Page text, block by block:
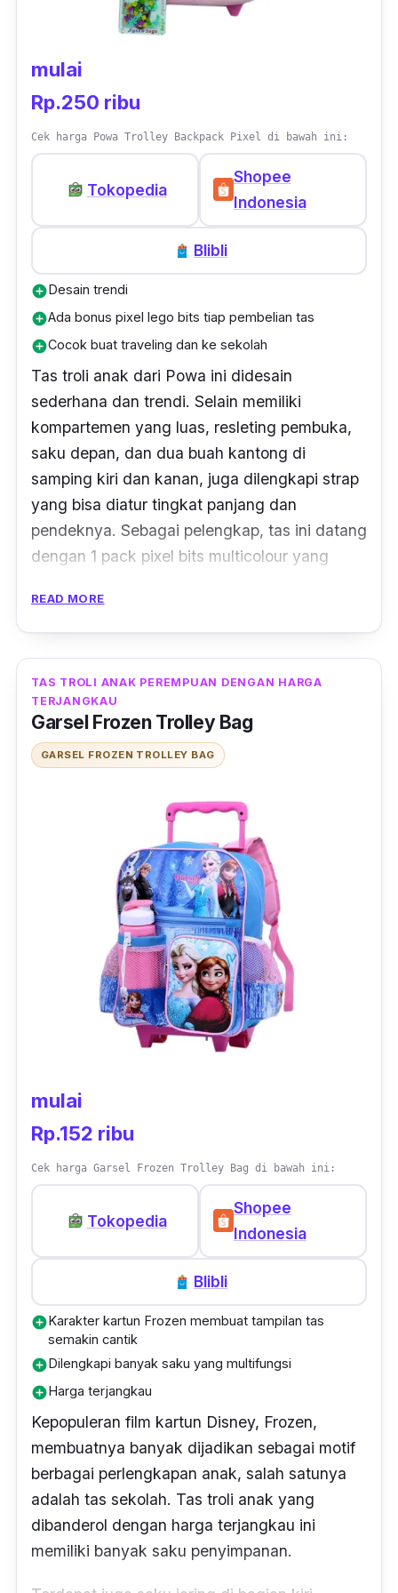
yang kuat akan mampu menahan berat beban
dari isi tas dengan baik. Tersedia pilihan
mulai
Rp.250 ribu
Cek harga Powa Trolley Backpack Pixel di bawah ini:
Tokopedia
Shopee
Indonesia
Blibli
add_circleDesain trendi
add_circleAda bonus pixel lego bits tiap pembelian tas
add_circleCocok buat traveling dan ke sekolah
Tas troli anak dari Powa ini didesain
sederhana dan trendi. Selain memiliki
kompartemen yang luas, resleting pembuka,
saku depan, dan dua buah kantong di
samping kiri dan kanan, juga dilengkapi strap
yang bisa diatur tingkat panjang dan
pendeknya. Sebagai pelengkap, tas ini datang
dengan 1 pack pixel bits multicolour yang
untuk mengasah kreativitas si kecil.
parasut dan silikon yang membuatnya awet
dan tahan lama. Bagian saku di bagian kiri
dan kanan tas bisa ditempati sebagai wadah
botol air minum. Ada beragam pilihan warna-
warna kesukaan si kecil.
Gagang troli tas dibuat dari bahan yang kuat
dan kokoh dengan pilihan warna hitam untuk
cowok dan gagang berwarna cerah untuk tas
cewek. Harga tas troli anak ini pun cukup
terjangkau dengan tas anak berkualitas
jempolan. Dipakai ke sekolah maupun jalan-
jalan, tas troli anak ini selalu tampilstylish
READ MORE
TAS TROLI ANAK PEREMPUAN DENGAN HARGA
TERJANGKAU
Garsel Frozen Trolley Bag
GARSEL FROZEN TROLLEY BAG
mulai
Rp.152 ribu
Cek harga Garsel Frozen Trolley Bag di bawah ini:
Tokopedia
Shopee
Indonesia
Blibli
add_circleKarakter kartun Frozen membuat tampilan tas
semakin cantik
add_circleDilengkapi banyak saku yang multifungsi
add_circleHarga terjangkau
Kepopuleran film kartun Disney, Frozen,
membuatnya banyak dijadikan sebagai motif
berbagai perlengkapan anak, salah satunya
adalah tas sekolah. Tas troli anak yang
dibanderol dengan harga terjangkau ini
memiliki banyak saku penyimpanan.